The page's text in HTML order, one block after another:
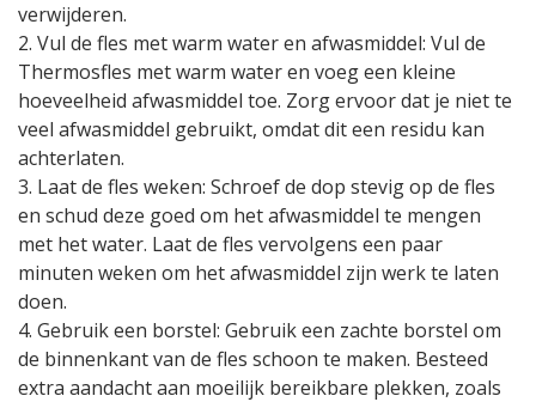
verwijderen.
2. Vul de fles met warm water en afwasmiddel: Vul de
Thermosfles met warm water en voeg een kleine
hoeveelheid afwasmiddel toe. Zorg ervoor dat je niet te
veel afwasmiddel gebruikt, omdat dit een residu kan
achterlaten.
3. Laat de fles weken: Schroef de dop stevig op de fles
en schud deze goed om het afwasmiddel te mengen
met het water. Laat de fles vervolgens een paar
minuten weken om het afwasmiddel zijn werk te laten
doen.
4. Gebruik een borstel: Gebruik een zachte borstel om
de binnenkant van de fles schoon te maken. Besteed
extra aandacht aan moeilijk bereikbare plekken, zoals